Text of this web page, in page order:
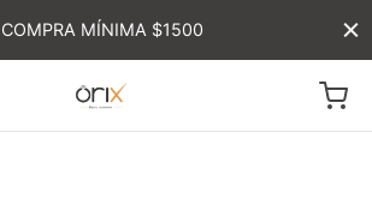
COMPRA MÍNIMA $1500